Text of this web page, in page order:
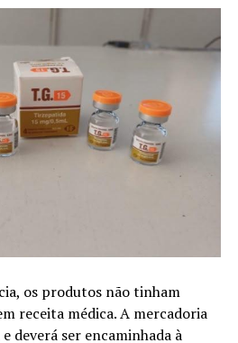
os produtos não tinham
receita médica. A mercadoria
deverá ser encaminhada à